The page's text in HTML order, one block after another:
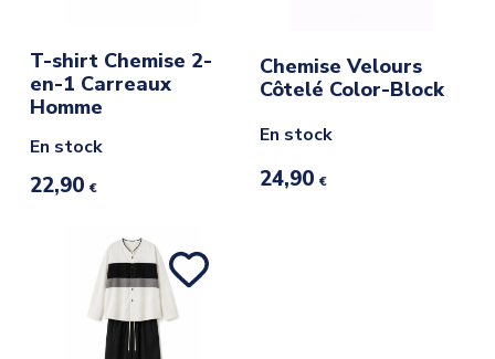
T-shirt Chemise 2-
en-1 Carreaux
Homme
En stock
22,90 €
Chemise Velours
Côtelé Color-Block
En stock
24,90 €